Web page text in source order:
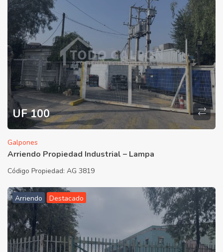
UF 100
Galpones
Arriendo Propiedad Industrial – Lampa
Código Propiedad: AG 3819
Arriendo Destacado